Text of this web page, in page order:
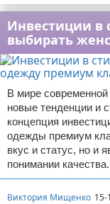
Инвестиции в
выбирать
В мире
новые тенденции и
концепция
одежды премиум
вкус и статус, но и
понимании качества.
Виктория Мищенко 15-